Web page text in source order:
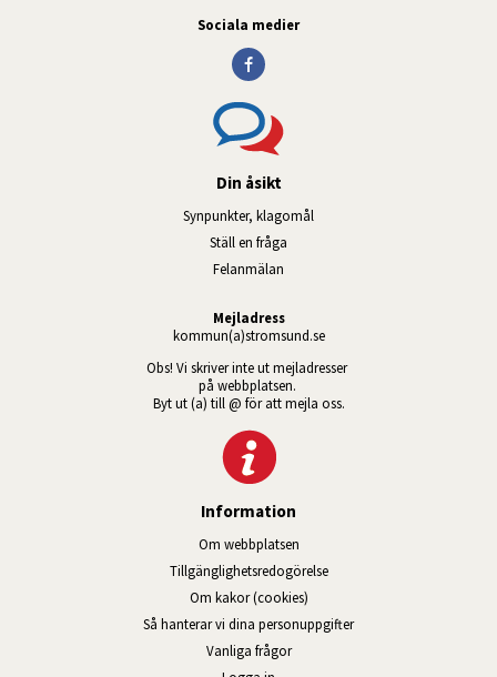
Sociala medier
Din åsikt
Synpunkter, klagomål
Ställ en fråga
Felanmälan
Mejladress
kommun(a)stromsund.se
Obs! Vi skriver inte ut mejladresser
på webbplatsen.
Byt ut (a) till @ för att mejla oss.
Information
Om webbplatsen
Tillgänglig­hets­redo­görelse
Om kakor (cookies)
Så hanterar vi dina personuppgifter
Vanliga frågor